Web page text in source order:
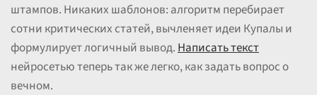
штампов. Никаких шаблонов: алгоритм перебирает
сотни критических статей, вычленяет идеи Купалы и
формулирует логичный вывод.Написать текст
нейросетью теперь так же легко, как задать вопрос о
вечном.